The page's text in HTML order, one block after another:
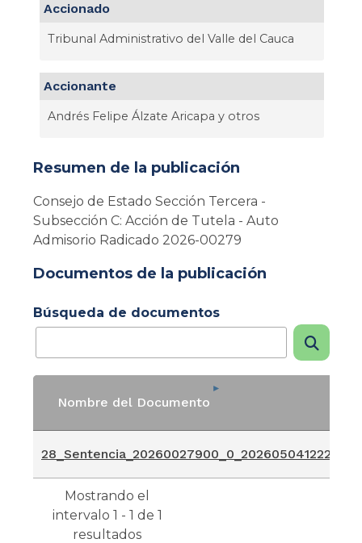
Accionado
Tribunal Administrativo del Valle del Cauca
Accionante
Andrés Felipe Álzate Aricapa y otros
Resumen de la publicación
Consejo de Estado Sección Tercera -
Subsección C: Acción de Tutela - Auto
Admisorio Radicado 2026-00279
Documentos de la publicación
Búsqueda de documentos
Nombre del Documento
Mostrando el
intervalo 1 - 1 de 1
resultados